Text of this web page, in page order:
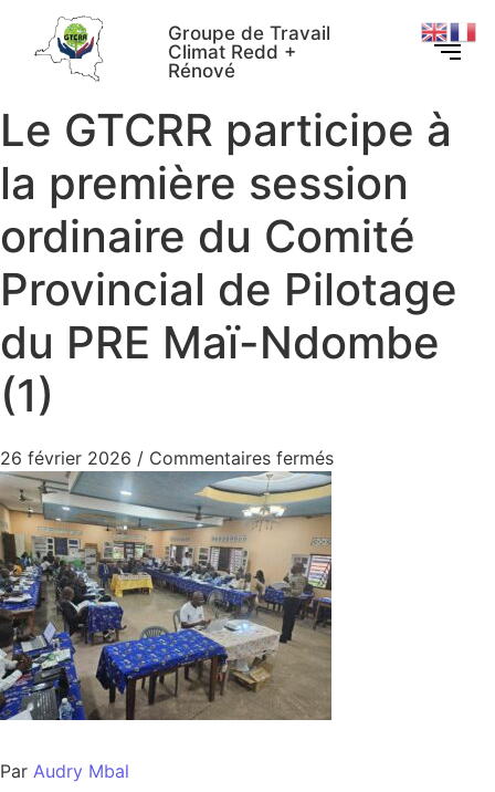
Groupe de Travail
Climat Redd +
Rénové
Le GTCRR participe à
la première session
ordinaire du Comité
Provincial de Pilotage
du PRE Maï-Ndombe
(1)
26 février 2026 / Commentaires fermés
Par Audry Mbal